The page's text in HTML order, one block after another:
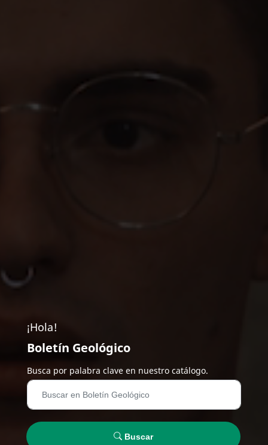
¡Hola!
Boletín Geológico
Busca por palabra clave en nuestro catálogo.
Buscar